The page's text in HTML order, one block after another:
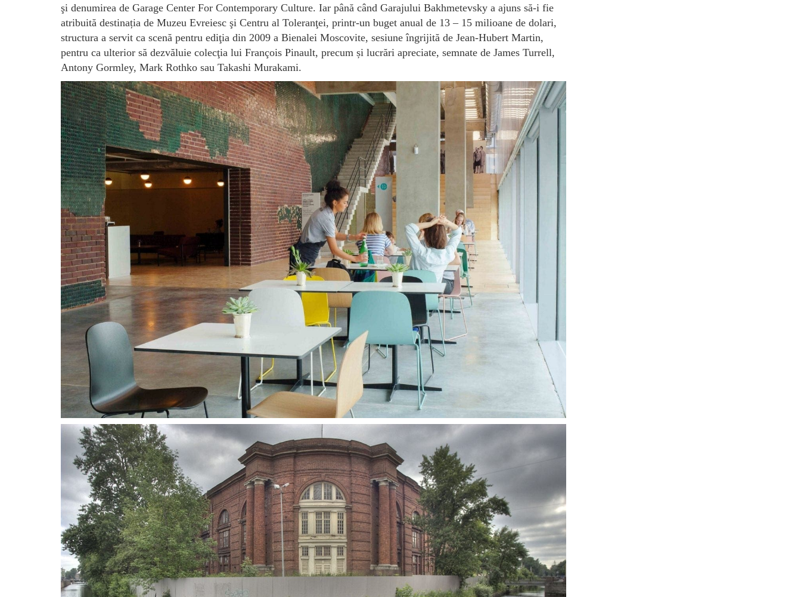
şi denumirea de Garage Center For Contemporary Culture. Iar până când Garajului Bakhmetevsky a ajuns să-i fie
atribuită destinația de Muzeu Evreiesc şi Centru al Toleranţei, printr-un buget anual de 13 – 15 milioane de dolari,
structura a servit ca scenă pentru ediţia din 2009 a Bienalei Moscovite, sesiune îngrijită de Jean-Hubert Martin,
pentru ca ulterior să dezvăluie colecţia lui François Pinault, precum și lucrări apreciate, semnate de James Turrell,
Antony Gormley, Mark Rothko sau Takashi Murakami.